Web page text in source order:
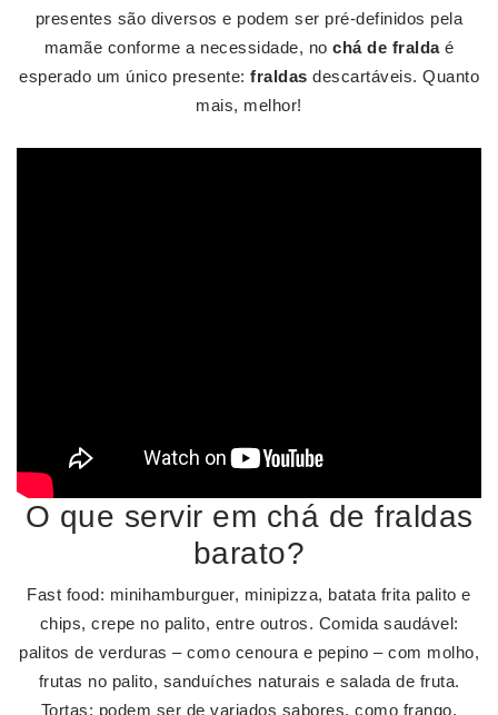
presentes são diversos e podem ser pré-definidos pela
mamãe conforme a necessidade, no chá de fraldaé
esperado um único presente: fraldas descartáveis. Quanto
mais, melhor!
O que servir em chá de fraldas
barato?
Fast food: minihamburguer, minipizza, batata frita palito e
chips, crepe no palito, entre outros. Comida saudável:
palitos de verduras – como cenoura e pepino – com molho,
frutas no palito, sanduíches naturais e salada de fruta.
Tortas: podem ser de variados sabores, como frango,